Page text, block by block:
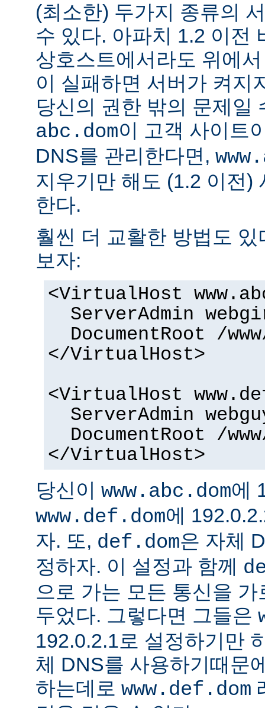
(최소한) 두가지 종류의
수 있다. 아파치 1.2 이전
상호스트에서라도 위에
이 실패하면 서버가 켜지
당신의 권한 밖의 문제일
abc.dom이 고객 사이트
DNS를 관리한다면,
지우기만 해도 (1.2 이전)
한다.
훨씬 더 교활한 방법도
보자:
<VirtualHost
ServerAdmin
DocumentRoot /
</VirtualHost>
<VirtualHost
ServerAdmin
DocumentRoot /
</VirtualHost>
당신이 www.abc.dom에
www.def.dom에
자. 또, def.dom은 자체
정하자. 이 설정과 함께
으로 가는 모든 통신을
두었다. 그렇다면 그들은
192.0.2.1로 설정하기만
체 DNS를 사용하기때문
하는데로 www.def.dom